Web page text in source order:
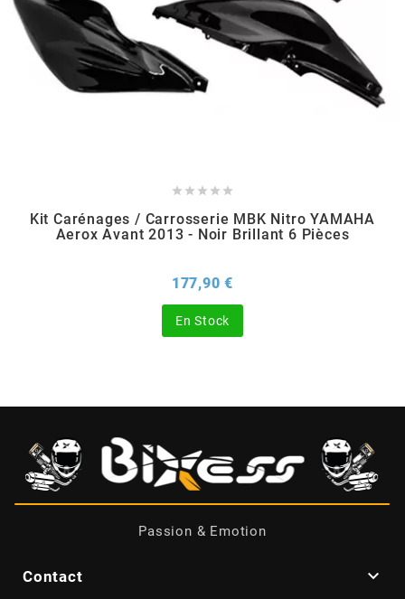
c
C4
CHARVIN
CL BRAKES
CONTI
CST TIRES
    
Kit Carénages / Carrosserie MBK Nitro YAMAHA
Aerox Avant 2013 - Noir Brillant 6 Pièces
177,90 €
En Stock
Passion & Emotion
Contact 